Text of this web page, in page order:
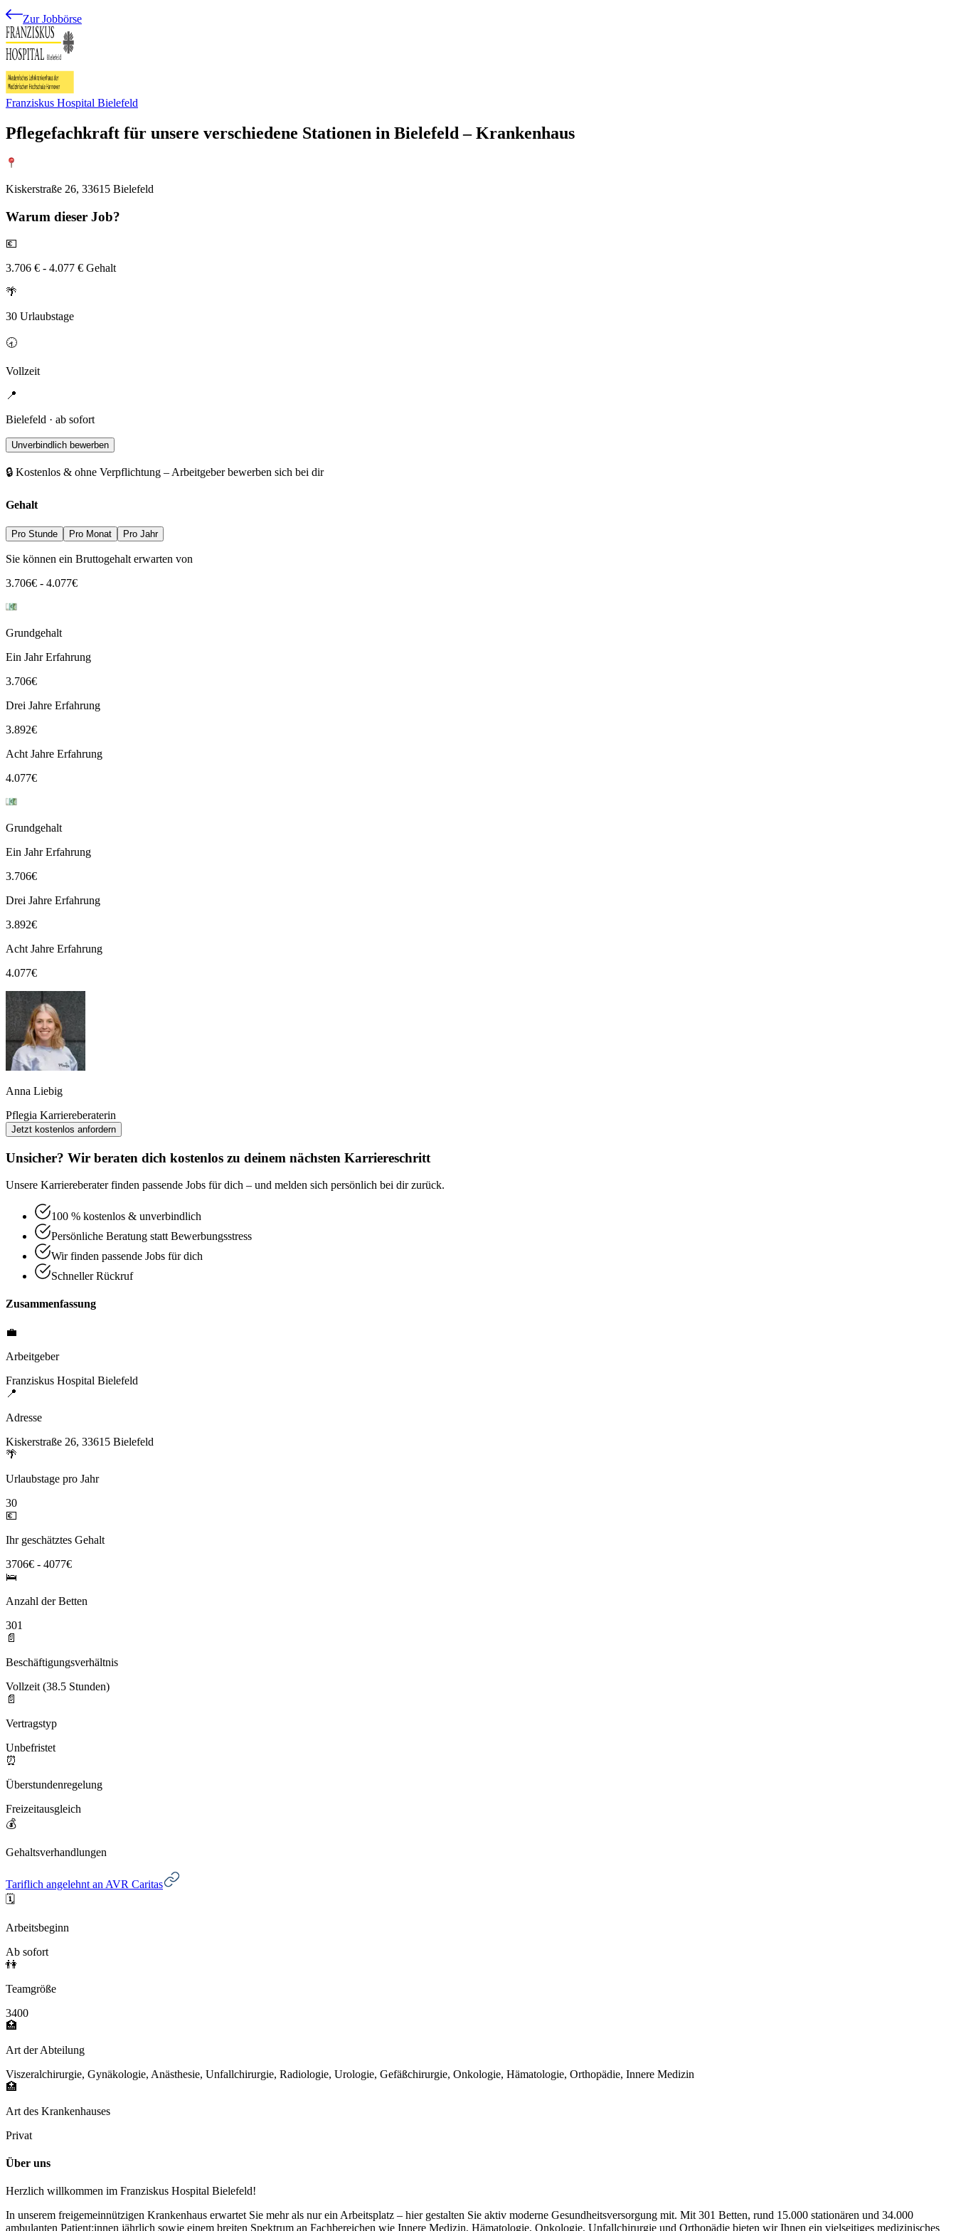
Zur Jobbörse
Franziskus Hospital Bielefeld
Pflegefachkraft für unsere verschiedene Stationen in Bielefeld – Krankenhaus
Kiskerstraße 26, 33615 Bielefeld
Warum dieser Job?
💶
3.706 € - 4.077 € Gehalt
🌴
30 Urlaubstage
🕣
Vollzeit
📍
Bielefeld · ab sofort
Unverbindlich bewerben
🔒 Kostenlos & ohne Verpflichtung – Arbeitgeber bewerben sich bei dir
Gehalt
Pro Stunde Pro Monat Pro Jahr
Sie können ein Bruttogehalt erwarten von
3.706€ - 4.077€
Grundgehalt
Ein Jahr Erfahrung
3.706€
Drei Jahre Erfahrung
3.892€
Acht Jahre Erfahrung
4.077€
Grundgehalt
Ein Jahr Erfahrung
3.706€
Drei Jahre Erfahrung
3.892€
Acht Jahre Erfahrung
4.077€
Anna Liebig
Pflegia Karriereberaterin
Jetzt kostenlos anfordern
Unsicher? Wir beraten dich kostenlos zu deinem nächsten Karriereschritt
Unsere Karriereberater finden passende Jobs für dich – und melden sich persönlich bei dir zurück.
100 % kostenlos & unverbindlich
Persönliche Beratung statt Bewerbungsstress
Wir finden passende Jobs für dich
Schneller Rückruf
Zusammenfassung
💼
Arbeitgeber
Franziskus Hospital Bielefeld
📍
Adresse
Kiskerstraße 26, 33615 Bielefeld
🌴
Urlaubstage pro Jahr
30
💶
Ihr geschätztes Gehalt
3706€ - 4077€
🛌
Anzahl der Betten
301
📄
Beschäftigungsverhältnis
Vollzeit (38.5 Stunden)
📄
Vertragstyp
Unbefristet
⏰
Überstundenregelung
Freizeitausgleich
💰
Gehaltsverhandlungen
Tariflich angelehnt an AVR Caritas
🗓️
Arbeitsbeginn
Ab sofort
👫
Teamgröße
3400
🏥
Art der Abteilung
Viszeralchirurgie, Gynäkologie, Anästhesie, Unfallchirurgie, Radiologie, Urologie, Gefäßchirurgie, Onkologie, Hämatologie, Orthopädie, Innere Medizin
🏥
Art des Krankenhauses
Privat
Über uns
Herzlich willkommen im Franziskus Hospital Bielefeld!
In unserem freigemeinnützigen Krankenhaus erwartet Sie mehr als nur ein Arbeitsplatz – hier gestalten Sie aktiv moderne Gesundheitsversorgung mit. Mit 301 Betten, rund 15.000 stationären und 34.000
ambulanten Patient:innen jährlich sowie einem breiten Spektrum an Fachbereichen wie Innere Medizin, Hämatologie, Onkologie, Unfallchirurgie und Orthopädie bieten wir Ihnen ein vielseitiges medizinisches